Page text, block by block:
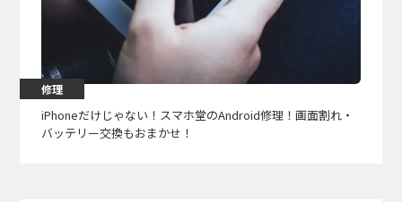
修理
iPhoneだけじゃない！スマホ堂のAndroid修理！画面割れ・
バッテリー交換もおまかせ！